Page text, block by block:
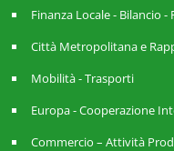
Finanza Locale - Bilancio -
Città Metropolitana e
Mobilità - Trasporti
Europa - Cooperazione
Commercio – Attività